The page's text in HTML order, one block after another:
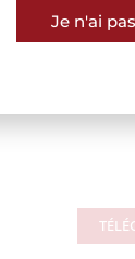
Je n'ai